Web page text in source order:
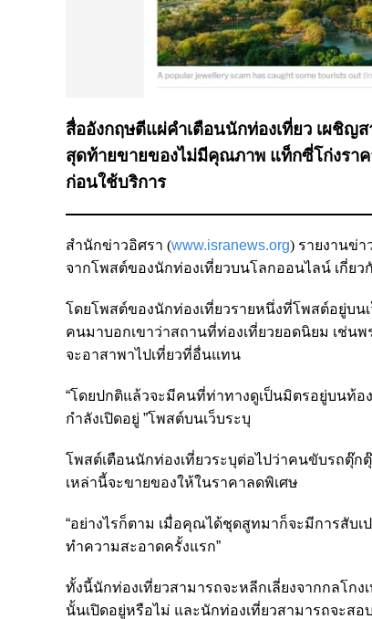
สื่ออังกฤษตีแผ่คำเตือนนักท่องเที่ยว เผชิญ
สุดท้ายขายของไม่มีคุณภาพ แท็กซี่โก่งราค
ก่อนใช้บริการ
สำนักข่าวอิศรา (www.isranews.org) รายงานข่า
จากโพสต์ของนักท่องเที่ยวบนโลกออนไลน์ เกี่ยว
โดยโพสต์ของนักท่องเที่ยวรายหนึ่งที่โพสต์อยู่บน
คนมาบอกเขาว่าสถานที่ท่องเที่ยวยอดนิยม เช่น
จะอาสาพาไปเที่ยวที่อื่นแทน
“โดยปกติแล้วจะมีคนที่ท่าทางดูเป็นมิตรอยู่บนท้
กำลังเปิดอยู่ ”โพสต์บนเว็บระบุ
โพสต์เตือนนักท่องเที่ยวระบุต่อไปว่าคนขับรถตุ๊ก
เหล่านี้จะขายของให้ในราคาลดพิเศษ
“อย่างไรก็ตาม เมื่อคุณได้ชุดสูทมาก็จะมีการสับ
ทำความสะอาดครั้งแรก”
ทั้งนี้นักท่องเที่ยวสามารถจะหลีกเลี่ยงจากกลโก
นั้นเปิดอยู่หรือไม่ และนักท่องเที่ยวสามารถจะส